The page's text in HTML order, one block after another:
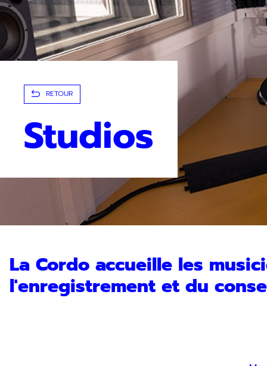
RETOUR
Studios
La Cordo accueille les
l'enregistrement et du